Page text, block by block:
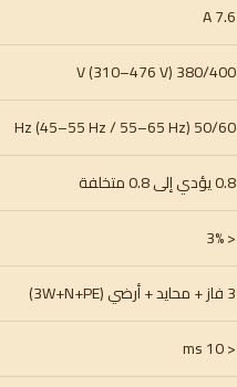
7.6 A
380/400 V (310–476 V)
50/60 Hz (45–55 Hz / 55–65 Hz)
0.8 يؤدي إلى 0.8 متخلفة
< 3%
3 فاز + محايد + أرضي (3W+N+PE)
< 10 ms